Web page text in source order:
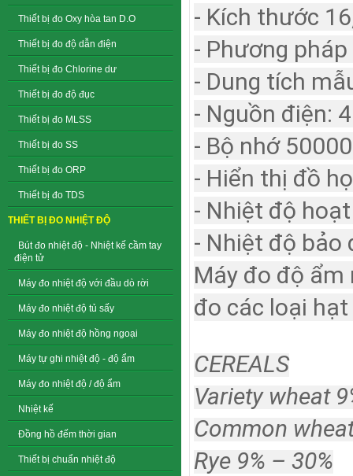
Thiết bị đo Oxy hòa tan D.O
Thiết bị đo độ dẫn điện
Thiết bị đo Chlorine dư
Thiết bị đo độ đục
Thiết bị đo MLSS
Thiết bị đo SS
Thiết bị đo ORP
Thiết bị đo TDS
THIẾT BỊ ĐO NHIỆT ĐỘ
Bút đo nhiệt độ - Nhiệt kế cầm tay
điện tử
Máy đo nhiệt độ với đầu dò rời
Máy đo nhiệt độ tủ sấy
Máy đo nhiệt độ hồng ngoại
Máy tự ghi nhiệt độ - độ ẩm
Máy đo nhiệt độ / độ ẩm
Nhiệt kế
Đồng hồ đếm thời gian
Thiết bị chuẩn nhiệt độ
- Kích thước
- Phương
- Dung tích
- Nguồn điện:
- Bộ nhớ
- Hiển thị đồ
- Nhiệt độ
- Nhiệt độ bảo
Máy đo độ ẩm
đo các loại hạt
CEREALS
Variety wheat
Common
Rye 9% – 30%